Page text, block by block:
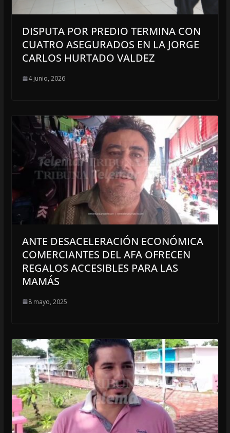
DISPUTA POR PREDIO TERMINA CON
CUATRO ASEGURADOS EN LA JORGE
CARLOS HURTADO VALDEZ
4 junio, 2026
ANTE DESACELERACIÓN ECONÓMICA
COMERCIANTES DEL AFA OFRECEN
REGALOS ACCESIBLES PARA LAS
MAMÁS
8 mayo, 2025